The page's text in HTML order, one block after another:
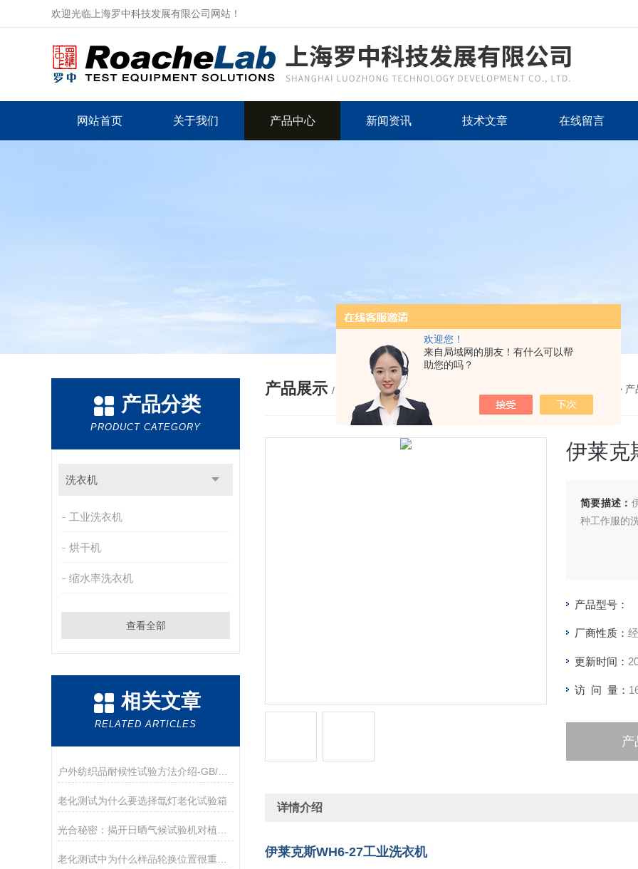
欢迎您！
来自局域网的朋友！有什么可以帮
助您的吗？
欢迎光临上海罗中科技发展有限公司网站！
网站首页 关于我们 产品中心 新闻资讯 技术文章 在线留言
产品分类
PRODUCT CATEGORY
洗衣机
工业洗衣机
烘干机
缩水率洗衣机
查看全部
相关文章
RELATED ARTICLES
户外纺织品耐候性试验方法介绍-GB/T 31899
老化测试为什么要选择氙灯老化试验箱
老化测试中为什么样品轮换位置很重要？
产品展示 / PRODUCTS > 产
伊莱克
简要描述：
种工作服的
产品型号：
厂商性质：
更新时间：
访 问 量：
产
详情介绍
伊莱克斯WH6-27工业洗衣机